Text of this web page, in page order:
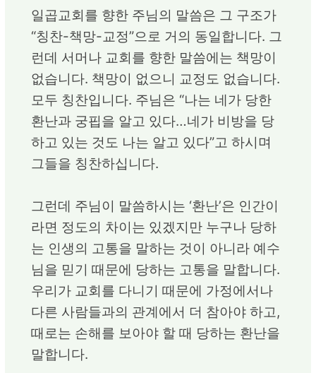
일곱교회를 향한 주님의 말씀은 그 구조가
“칭찬-책망-교정”으로 거의 동일합니다. 그
런데 서머나 교회를 향한 말씀에는 책망이
없습니다. 책망이 없으니 교정도 없습니다.
모두 칭찬입니다. 주님은 “나는 네가 당한
환난과 궁핍을 알고 있다…네가 비방을 당
하고 있는 것도 나는 알고 있다”고 하시며
그들을 칭찬하십니다.
그런데 주님이 말씀하시는 ‘환난’은 인간이
라면 정도의 차이는 있겠지만 누구나 당하
는 인생의 고통을 말하는 것이 아니라 예수
님을 믿기 때문에 당하는 고통을 말합니다.
우리가 교회를 다니기 때문에 가정에서나
다른 사람들과의 관계에서 더 참아야 하고,
때로는 손해를 보아야 할 때 당하는 환난을
말합니다.